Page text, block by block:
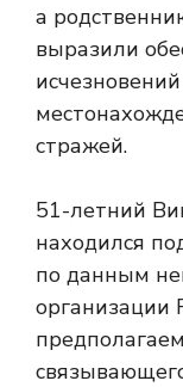
а
выразили
стражей.
51-летний
находился
по данным
организации